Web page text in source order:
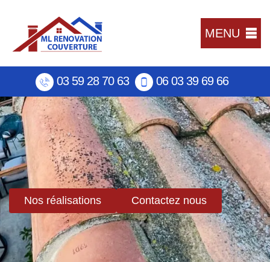
MENU
03 59 28 70 63 06 03 39 69 66
Nos réalisations Contactez nous